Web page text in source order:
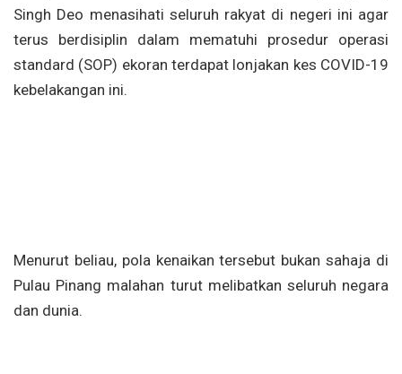
Singh Deo menasihati seluruh rakyat di negeri ini agar
terus berdisiplin dalam mematuhi prosedur operasi
standard (SOP) ekoran terdapat lonjakan kes COVID-19
kebelakangan ini.
Menurut beliau, pola kenaikan tersebut bukan sahaja di
Pulau Pinang malahan turut melibatkan seluruh negara
dan dunia.